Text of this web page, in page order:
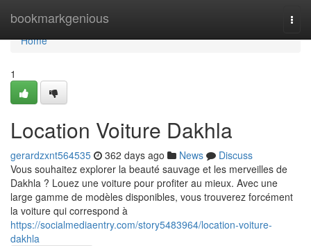
bookmarkgenious
Home
Home
1
Location Voiture Dakhla
gerardzxnt564535 362 days ago News
Discuss
Vous souhaitez explorer la beauté sauvage et les merveilles de
Dakhla ? Louez une voiture pour profiter au mieux. Avec une
large gamme de modèles disponibles, vous trouverez forcément
la voiture qui correspond à
https://socialmediaentry.com/story5483964/location-voiture-
dakhla